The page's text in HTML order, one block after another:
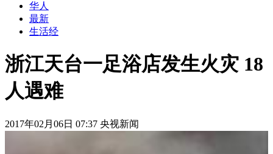
华人
最新
生活经
浙江天台一足浴店发生火灾 18
人遇难
2017年02月06日 07:37 央视新闻